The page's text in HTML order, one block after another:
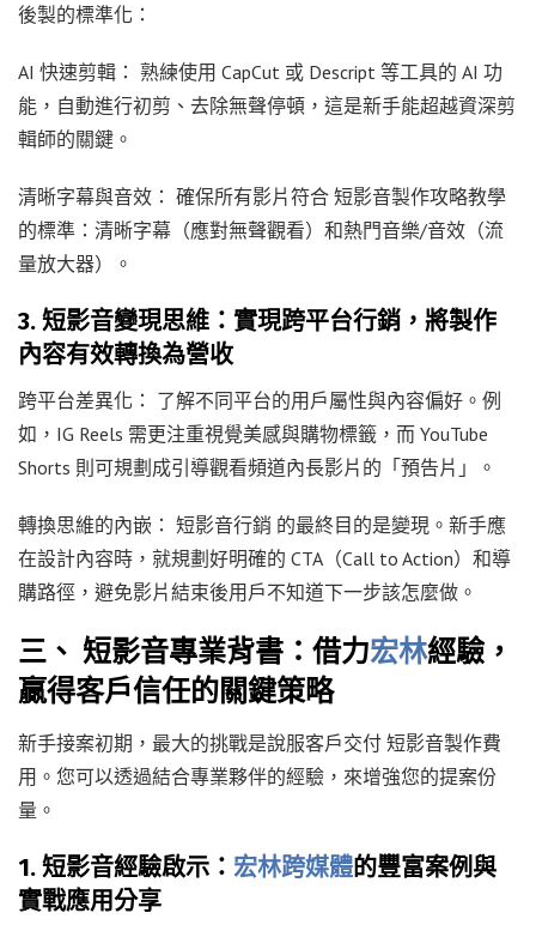
後製的標準化：
AI 快速剪輯： 熟練使用 CapCut 或 Descript 等工具的 AI 功
能，自動進行初剪、去除無聲停頓，這是新手能超越資深剪
輯師的關鍵。
清晰字幕與音效： 確保所有影片符合 短影音製作攻略教學
的標準：清晰字幕（應對無聲觀看）和熱門音樂/音效（流
量放大器）。
3. 短影音變現思維：實現跨平台行銷，將製作
內容有效轉換為營收
跨平台差異化： 了解不同平台的用戶屬性與內容偏好。例
如，IG Reels 需更注重視覺美感與購物標籤，而 YouTube
Shorts 則可規劃成引導觀看頻道內長影片的「預告片」。
轉換思維的內嵌： 短影音行銷 的最終目的是變現。新手應
在設計內容時，就規劃好明確的 CTA（Call to Action）和導
購路徑，避免影片結束後用戶不知道下一步該怎麼做。
三、 短影音專業背書：借力宏林經驗，
贏得客戶信任的關鍵策略
新手接案初期，最大的挑戰是說服客戶交付 短影音製作費
用。您可以透過結合專業夥伴的經驗，來增強您的提案份
量。
1. 短影音經驗啟示： 宏林跨媒體的豐富案例與
實戰應用分享